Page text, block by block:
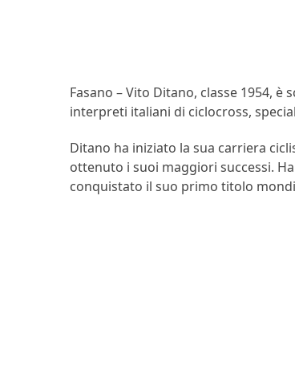
Fasano – Vito Ditano, classe 1954,
interpreti italiani di ciclocross,
Ditano ha iniziato la sua carriera
ottenuto i suoi maggiori successi.
conquistato il suo primo titolo